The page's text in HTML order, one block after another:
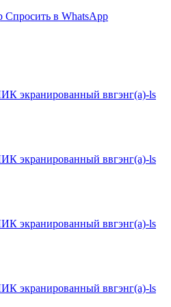
Спросить в WhatsApp
экранированный ввгэнг(a)-ls
экранированный ввгэнг(a)-ls
экранированный ввгэнг(a)-ls
экранированный ввгэнг(a)-ls